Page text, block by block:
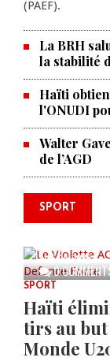
(PAEF).
La BRH
la stabilité
Haïti
l'ONUDI
Walter
de l’AGD
SPORT
0
Le
AUG 04, 2026
SPORT
Haïti
tirs au but
Monde